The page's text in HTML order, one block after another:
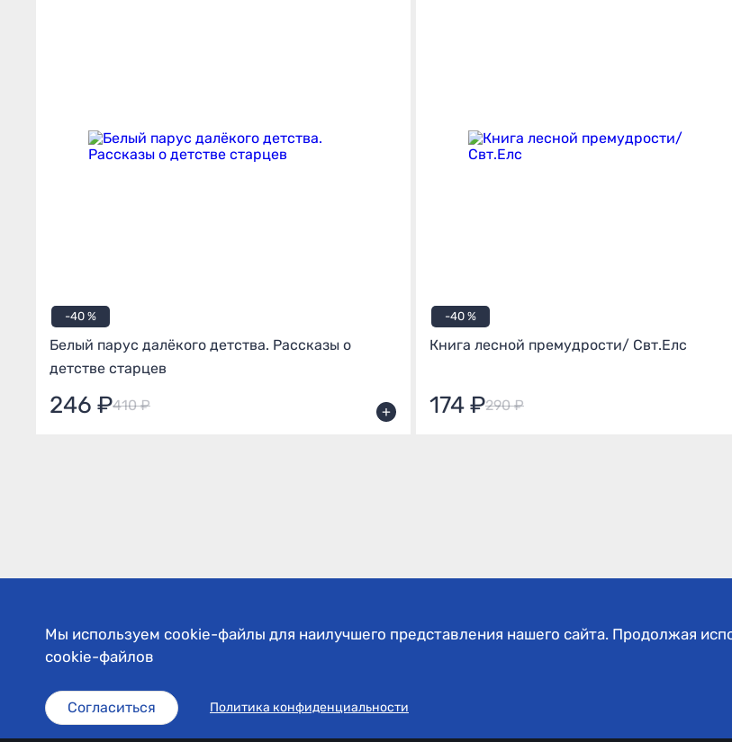
-40 %
Белый парус далёкого детства. Рассказы о
детстве старцев
246 ₽410 ₽ +
-40 %
Книга лесной премудрости/ Свт.Елс
174 ₽290 ₽
Каталог Православный календарь
© «Фавор. Магазин православных подарков», 2026
Мы используем cookie-файлы для наилучшего представления нашего сайта. Продолжая
cookie-файлов
Согласиться Политика конфиденциальности